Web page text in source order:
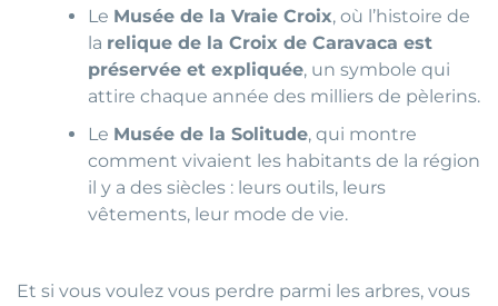
Le Musée de la Vraie Croix, où l’histoire de
la relique de la Croix de Caravaca est
préservée et expliquée, un symbole qui
attire chaque année des milliers de pèlerins.
Le Musée de la Solitude, qui montre
comment vivaient les habitants de la région
il y a des siècles : leurs outils, leurs
vêtements, leur mode de vie.
Et si vous voulez vous perdre parmi les arbres, vous